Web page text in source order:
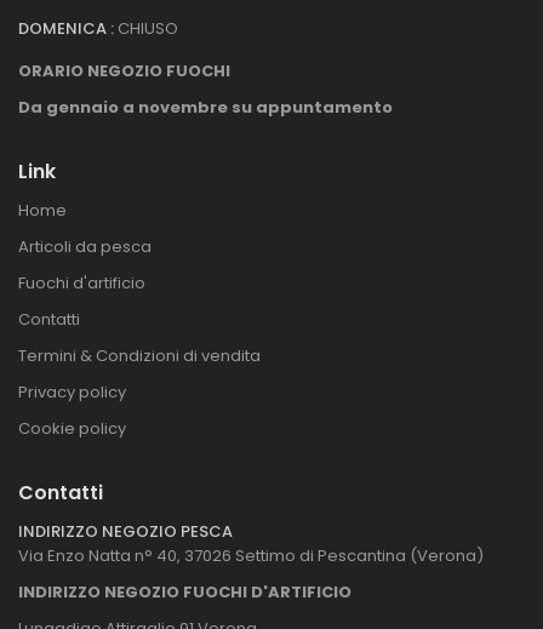
DOMENICA : CHIUSO
ORARIO NEGOZIO FUOCHI
Da gennaio a novembre su appuntamento
Link
Home
Articoli da pesca
Fuochi d'artificio
Contatti
Termini & Condizioni di vendita
Privacy policy
Cookie policy
Contatti
INDIRIZZO NEGOZIO PESCA
Via Enzo Natta n° 40, 37026 Settimo di Pescantina (Verona)
INDIRIZZO NEGOZIO FUOCHI D'ARTIFICIO